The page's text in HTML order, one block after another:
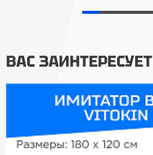
ВАС ЗАИНТЕРЕСУЕТ